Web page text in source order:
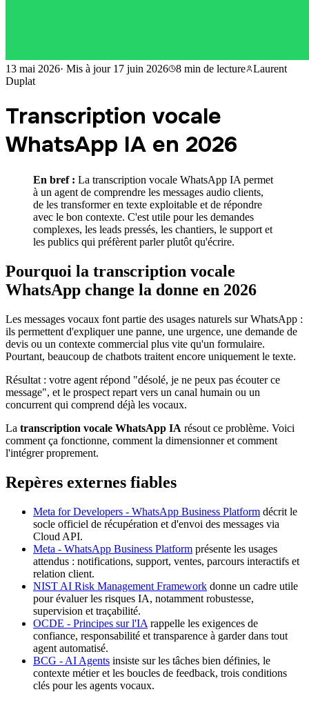
13 mai 2026· Mis à jour 17 juin 2026 8 min de lecture
Laurent
Duplat
Transcription vocale
WhatsApp IA en 2026
En bref : La transcription vocale WhatsApp IA permet
à un agent de comprendre les messages audio clients,
de les transformer en texte exploitable et de répondre
avec le bon contexte. C'est utile pour les demandes
complexes, les leads pressés, les chantiers, le support et
les publics qui préfèrent parler plutôt qu'écrire.
Pourquoi la transcription vocale
WhatsApp change la donne en 2026
Les messages vocaux font partie des usages naturels sur WhatsApp :
ils permettent d'expliquer une panne, une urgence, une demande de
devis ou un contexte commercial plus vite qu'un formulaire.
Pourtant, beaucoup de chatbots traitent encore uniquement le texte.
Résultat : votre agent répond "désolé, je ne peux pas écouter ce
message", et le prospect repart vers un canal humain ou un
concurrent qui comprend déjà les vocaux.
La transcription vocale WhatsApp IA résout ce problème. Voici
comment ça fonctionne, comment la dimensionner et comment
l'intégrer proprement.
Repères externes fiables
Meta for Developers - WhatsApp Business Platform décrit le
socle officiel de récupération et d'envoi des messages via
Cloud API.
Meta - WhatsApp Business Platform présente les usages
attendus : notifications, support, ventes, parcours interactifs et
relation client.
NIST AI Risk Management Framework donne un cadre utile
pour évaluer les risques IA, notamment robustesse,
supervision et traçabilité.
OCDE - Principes sur l'IA rappelle les exigences de
confiance, responsabilité et transparence à garder dans tout
agent automatisé.
BCG - AI Agents insiste sur les tâches bien définies, le
contexte métier et les boucles de feedback, trois conditions
clés pour les agents vocaux.